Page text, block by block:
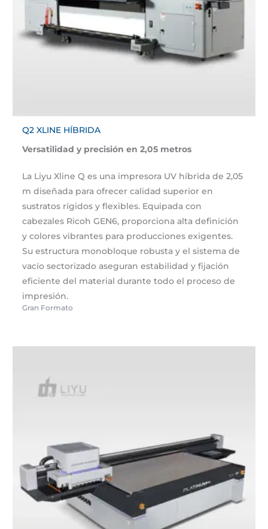
Q2 XLINE HÍBRIDA
Versatilidad y precisión en 2,05 metros
La Liyu Xline Q es una impresora UV híbrida de 2,05
m diseñada para ofrecer calidad superior en
sustratos rígidos y flexibles. Equipada con
cabezales Ricoh GEN6, proporciona alta definición
y colores vibrantes para producciones exigentes.
Su estructura monobloque robusta y el sistema de
vacío sectorizado aseguran estabilidad y fijación
eficiente del material durante todo el proceso de
impresión.
Gran Formato